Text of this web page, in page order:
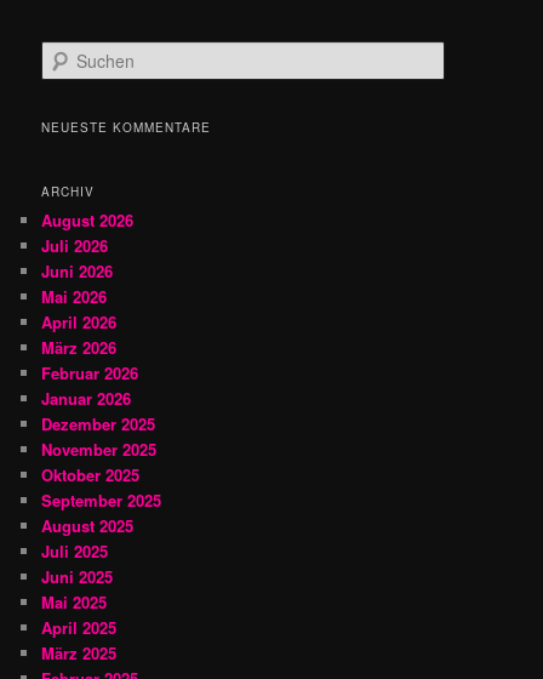
u
h
NEUESTE KOMMENTARE
ARCHIV
August 2026
Juli 2026
Juni 2026
Mai 2026
April 2026
März 2026
Februar 2026
Januar 2026
Dezember 2025
November 2025
Oktober 2025
September 2025
August 2025
Juli 2025
Juni 2025
Mai 2025
April 2025
März 2025